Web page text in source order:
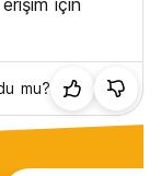
için
mu?